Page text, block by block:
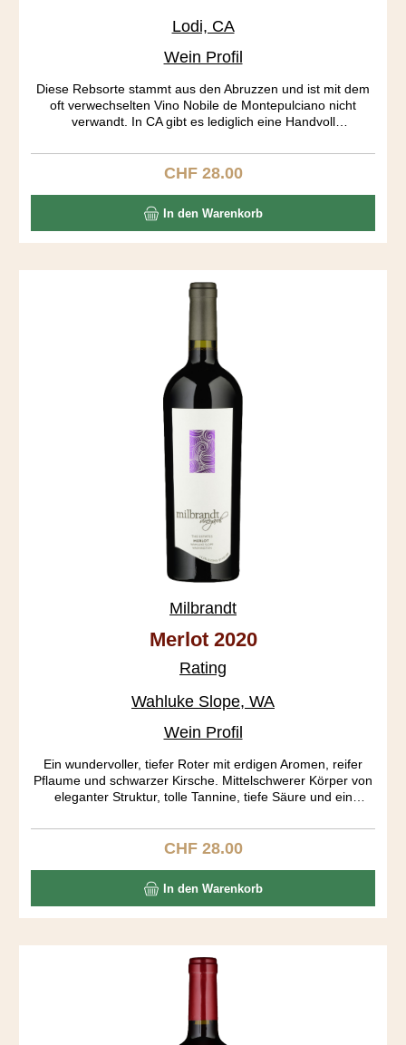
Lodi, CA
Wein Profil
Diese Rebsorte stammt aus den Abruzzen und ist mit dem
oft verwechselten Vino Nobile de Montepulciano nicht
verwandt. In CA gibt es lediglich eine Handvoll
soviel Farbe und Tannine ab, dass bereits nach 7 Tagen
gepresst wird. Der Wein ist wunderbar ausgewogen, dies
Säuren halten sich in Schach. Kaffee, Cola, Toast, Pflaumen
bilden ein spannendes Aromenrad, das sich im Abgang
ständig dreht.
Regulärer Preis:
CHF 28.00
In den Warenkorb
Milbrandt
Merlot 2020
Rating
Wahluke Slope, WA
Wein Profil
Ein wundervoller, tiefer Roter mit erdigen Aromen, reifer
Pflaume und schwarzer Kirsche. Mittelschwerer Körper von
eleganter Struktur, tolle Tannine, tiefe Säure und ein
seidiger Abgang.
Regulärer Preis:
CHF 28.00
In den Warenkorb